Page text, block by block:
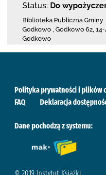
Status: Do
Biblioteka Publiczna Gminy
Godkowo Godkowo 62
Godkowo
Polityka prywatności i plików
FAQ
Deklaracja
Dane pochodzą z systemu:
© 2019 Instytut Książki